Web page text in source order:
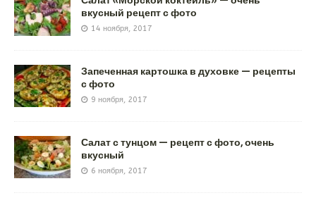
вкусный рецепт с фото
14 ноября, 2017
Запеченная картошка в духовке — рецепты
с фото
9 ноября, 2017
Салат с тунцом — рецепт с фото, очень
вкусный
6 ноября, 2017